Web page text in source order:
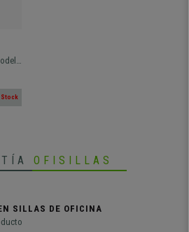
Stock
OFISILLAS
SILLAS DE OFICINA